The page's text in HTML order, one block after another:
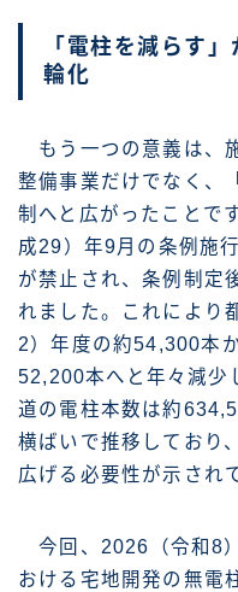
「電柱を減らす
輪化
もう一つの意義は、
整備事業だけでなく、
制へと広がったことで
成29）年9月の条例施
が禁止され、条例制定
れました。これにより
2）年度の約54,300本
52,200本へと年々減少
道の電柱本数は約
横ばいで推移しており
広げる必要性が示され
今回、2026（令和8
おける宅地開発の無電